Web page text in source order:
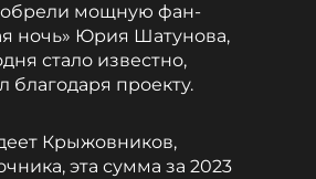
обрели мощную фан-
ночь» Юрия Шатунова,
стало известно,
проекту.
Крыжовников,
эта сумма за 2023